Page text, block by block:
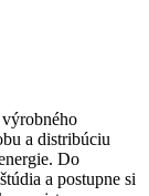
a distribúciu
Do
a postupne si